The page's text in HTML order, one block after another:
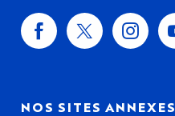
NOS SITES ANNEXES